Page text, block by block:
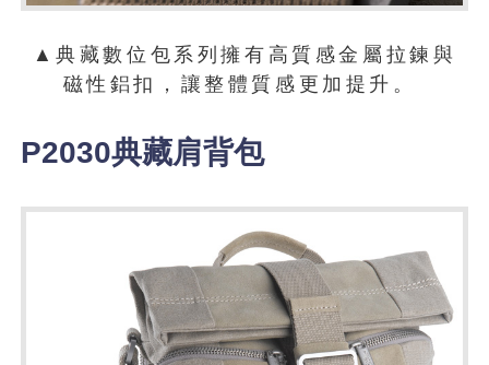
▲典藏數位包系列擁有高質感金屬拉鍊與
磁性鋁扣，讓整體質感更加提升。
P2030典藏肩背包